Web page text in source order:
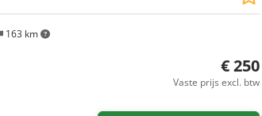
163 km
€ 250
Vaste prijs excl. btw